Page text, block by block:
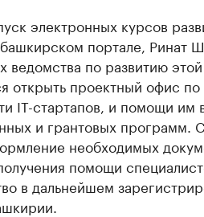
электронных курсов
портале, Ринат
ведомства по развитию
открыть проектный офис по
IT-стартапов, и помощи им
и грантовых программ.
необходимых
помощи
в дальнейшем